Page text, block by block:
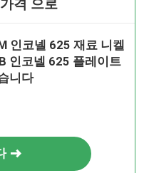
격 으로
인코넬 625 재료 니켈
인코넬 625 플레이트
니다